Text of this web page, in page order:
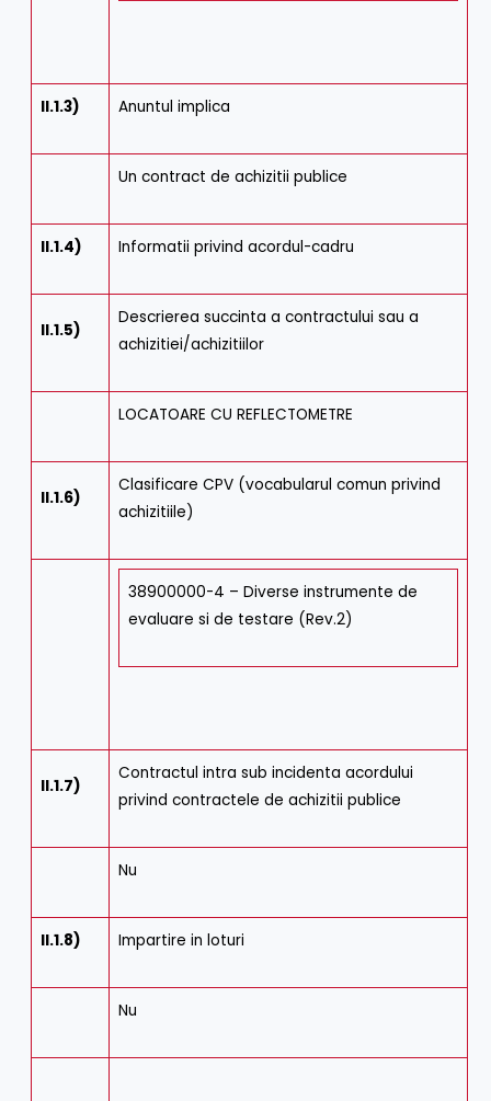
II.1.3) Anuntul implica
Un contract de achizitii publice
II.1.4) Informatii privind acordul-cadru
II.1.5)
Descrierea succinta a contractului sau a
achizitiei/achizitiilor
LOCATOARE CU REFLECTOMETRE
II.1.6)
Clasificare CPV (vocabularul comun privind
achizitiile)
38900000-4 – Diverse instrumente de
evaluare si de testare (Rev.2)
II.1.7)
Contractul intra sub incidenta acordului
privind contractele de achizitii publice
Nu
II.1.8) Impartire in loturi
Nu